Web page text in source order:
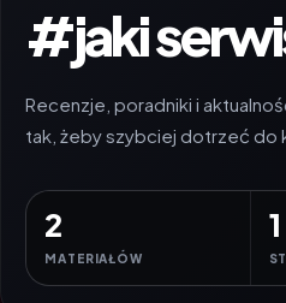
#jaki
Recenzje, poradniki i
tak, żeby szybciej dotrzeć do
2
MATERIAŁÓW
1